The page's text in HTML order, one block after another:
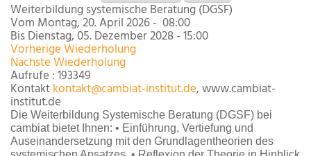
Weiterbildung systemische Beratung (DGSF)
Vom Montag, 20. April 2026 - 08:00
Bis Dienstag, 05. Dezember 2028 - 15:00
Vorherige Wiederholung
Nächste Wiederholung
Aufrufe : 193349
Kontaktkontakt@cambiat-institut.de, www.cambiat-
institut.de
Die Weiterbildung Systemische Beratung (DGSF) bei
cambiat bietet Ihnen: • Einführung, Vertiefung und
Auseinandersetzung mit den Grundlagentheorien des